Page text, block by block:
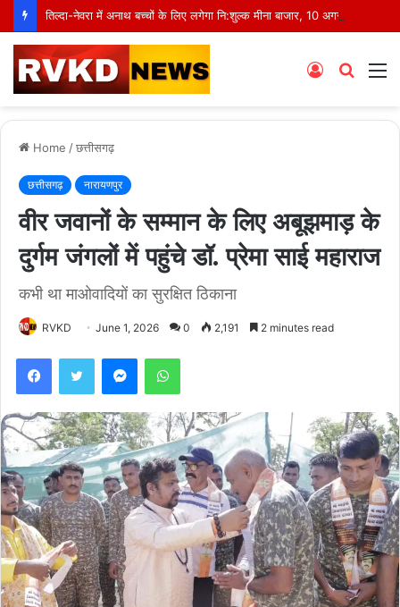
Search
Log
Home /छत्तीसगढ़
छत्तीसगढ़ नारायणपुर
वीर जवानों के सम्मान के लिए अबूझमाड़ के
दुर्गम जंगलों में पहुंचे डॉ. प्रेमा साई महाराज
कभी था माओवादियों का सुरक्षित ठिकाना
RVKD June 1, 2026 0 2,191 2 minutes read
FacebookTwitter MessengerWhatsApp